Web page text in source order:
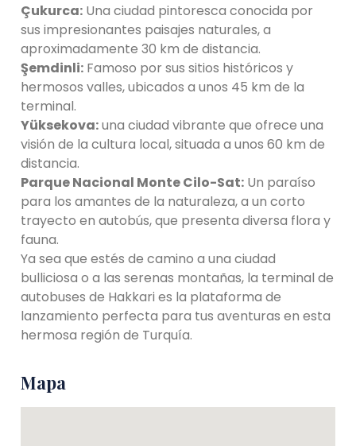
Çukurca: Una ciudad pintoresca conocida por
sus impresionantes paisajes naturales, a
aproximadamente 30 km de distancia.
Şemdinli: Famoso por sus sitios históricos y
hermosos valles, ubicados a unos 45 km de la
terminal.
Yüksekova:una ciudad vibrante que ofrece una
visión de la cultura local, situada a unos 60 km de
distancia.
Parque Nacional Monte Cilo-Sat: Un paraíso
para los amantes de la naturaleza, a un corto
trayecto en autobús, que presenta diversa flora y
fauna.
Ya sea que estés de camino a una ciudad
bulliciosa o a las serenas montañas, la terminal de
autobuses de Hakkari es la plataforma de
lanzamiento perfecta para tus aventuras en esta
hermosa región de Turquía.
Mapa